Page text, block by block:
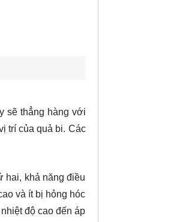
sẽ thẳng hàng với
trí của quả bi. Các
hai, khả năng điều
và ít bị hỏng hóc
độ cao đến áp